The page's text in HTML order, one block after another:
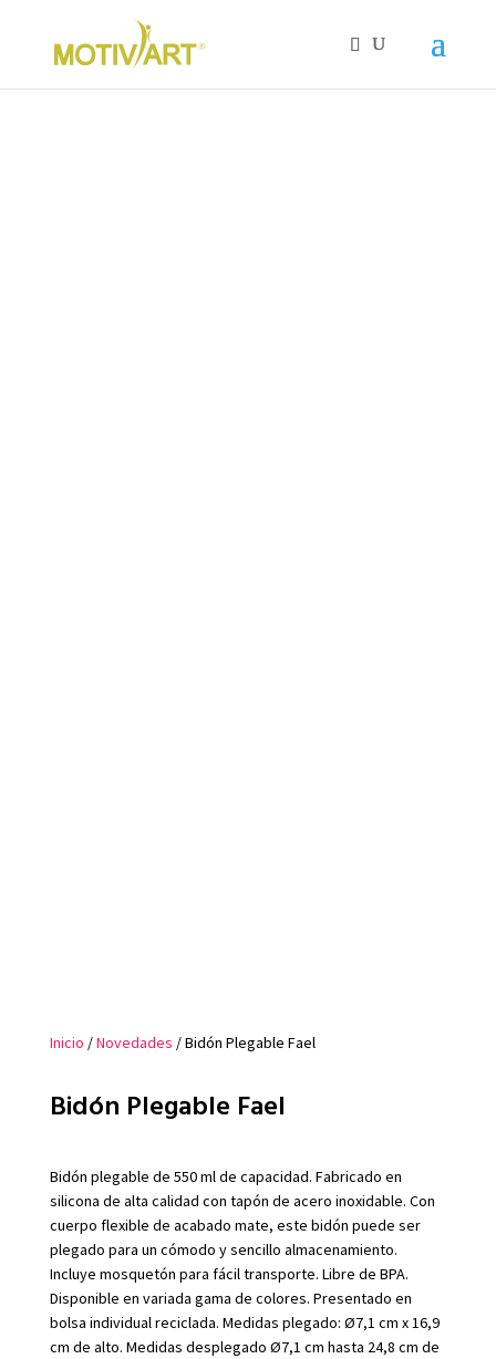
Inicio /Novedades / Bidón Plegable Fael
Bidón Plegable Fael
Bidón plegable de 550 ml de capacidad. Fabricado en
silicona de alta calidad con tapón de acero inoxidable. Con
cuerpo flexible de acabado mate, este bidón puede ser
plegado para un cómodo y sencillo almacenamiento.
Incluye mosquetón para fácil transporte. Libre de BPA.
Disponible en variada gama de colores. Presentado en
bolsa individual reciclada. Medidas plegado: Ø7,1 cm x 16,9
cm de alto. Medidas desplegado Ø7,1 cm hasta 24,8 cm de